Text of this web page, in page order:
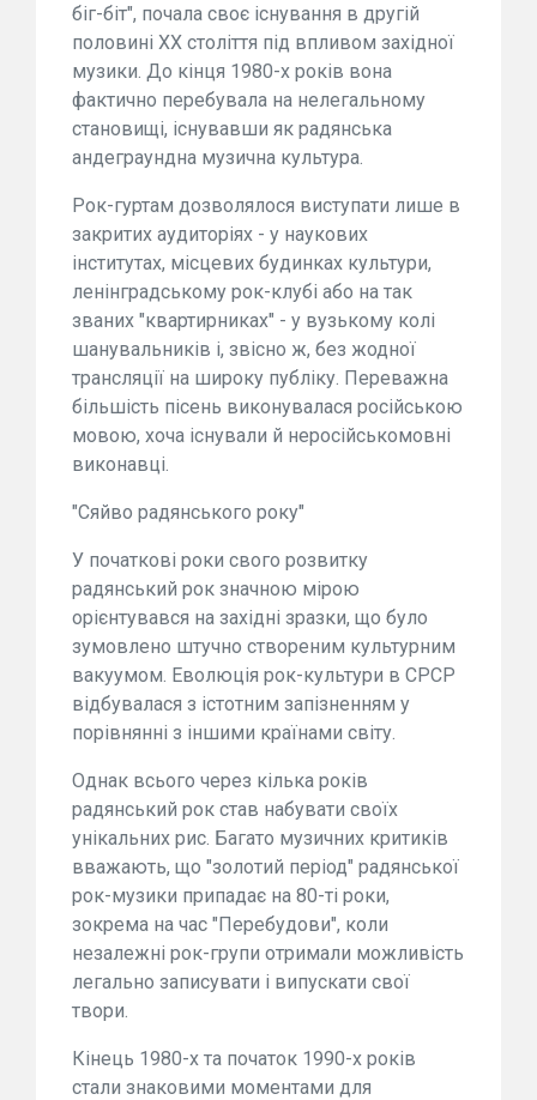
біг-біт", почала своє існування в другій
половині XX століття під впливом західної
музики. До кінця 1980-х років вона
фактично перебувала на нелегальному
становищі, існувавши як радянська
андеграундна музична культура.
Рок-гуртам дозволялося виступати лише в
закритих аудиторіях - у наукових
інститутах, місцевих будинках культури,
ленінградському рок-клубі або на так
званих "квартирниках" - у вузькому колі
шанувальників і, звісно ж, без жодної
трансляції на широку публіку. Переважна
більшість пісень виконувалася російською
мовою, хоча існували й неросійськомовні
виконавці.
"Сяйво радянського року"
У початкові роки свого розвитку
радянський рок значною мірою
орієнтувався на західні зразки, що було
зумовлено штучно створеним культурним
вакуумом. Еволюція рок-культури в СРСР
відбувалася з істотним запізненням у
порівнянні з іншими країнами світу.
Однак всього через кілька років
радянський рок став набувати своїх
унікальних рис. Багато музичних критиків
вважають, що "золотий період" радянської
рок-музики припадає на 80-ті роки,
зокрема на час "Перебудови", коли
незалежні рок-групи отримали можливість
легально записувати і випускати свої
твори.
Кінець 1980-х та початок 1990-х років
стали знаковими моментами для